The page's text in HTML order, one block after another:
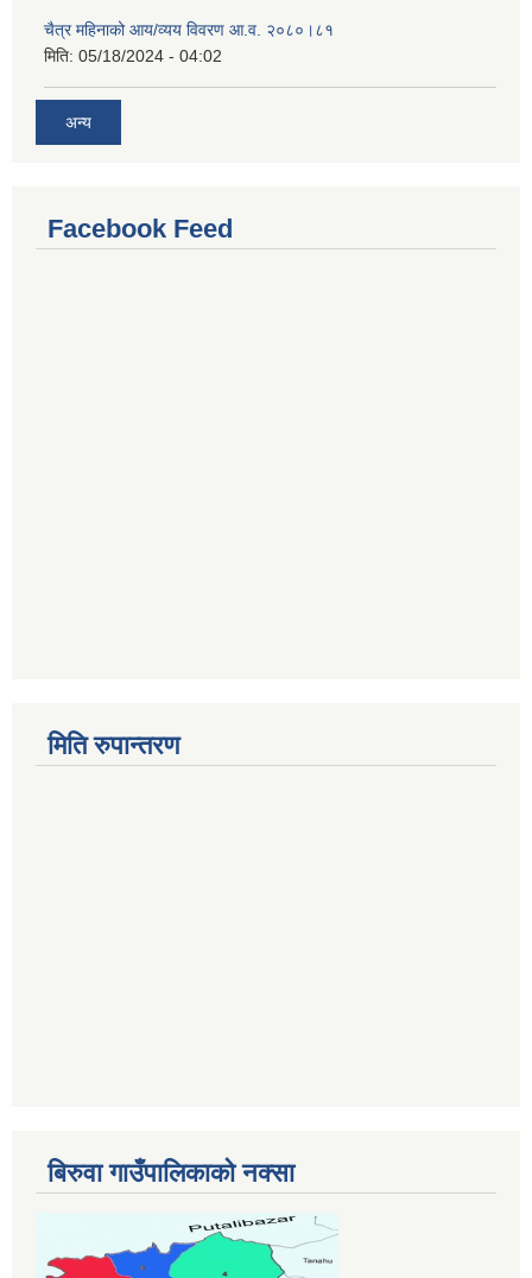
चैत्र महिनाको आय/व्यय विवरण आ.व. २०८०।८१
मिति: 05/18/2024 - 04:02
अन्य
Facebook Feed
मिति रुपान्तरण
बिरुवा गाउँपालिकाको नक्सा